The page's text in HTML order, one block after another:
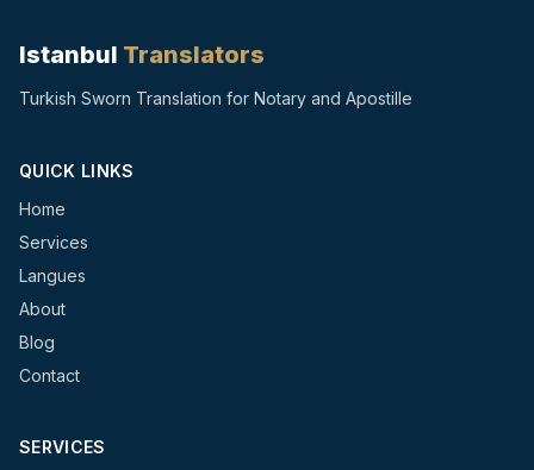
Istanbul Translators
Turkish Sworn Translation for Notary and Apostille
QUICK LINKS
Home
Services
Langues
About
Blog
Contact
SERVICES